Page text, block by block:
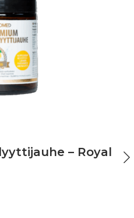
– Royal